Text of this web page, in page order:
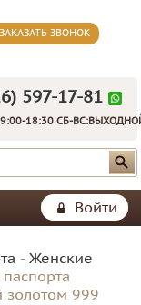
ЗАКАЗАТЬ ЗВОНОК
597-17-81
18:30 СБ-
Войти
- Женские
золотом 999